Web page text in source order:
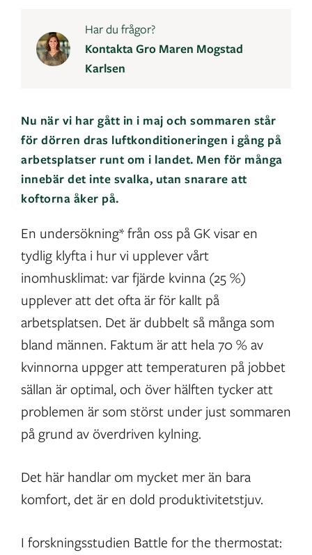
Har du frågor?
Kontakta Gro Maren Mogstad
Karlsen
Nu när vi har gått in i maj och sommaren står
för dörren dras luftkonditioneringen i gång på
arbetsplatser runt om i landet. Men för många
innebär det inte svalka, utan snarare att
koftorna åker på.
En undersökning* från oss på GK visar en
tydlig klyfta i hur vi upplever vårt
inomhusklimat: var fjärde kvinna (25 %)
upplever att det ofta är för kallt på
arbetsplatsen. Det är dubbelt så många som
bland männen. Faktum är att hela 70 % av
kvinnorna uppger att temperaturen på jobbet
sällan är optimal, och över hälften tycker att
problemen är som störst under just sommaren
på grund av överdriven kylning.
Det här handlar om mycket mer än bara
komfort, det är en dold produktivitetstjuv.
I forskningsstudien Battle for the thermostat: